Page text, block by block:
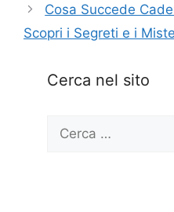
Cosa Succede
Scopri i Segreti e i
Cerca nel sito
per: